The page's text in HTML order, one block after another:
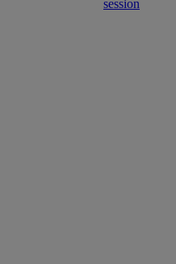
session